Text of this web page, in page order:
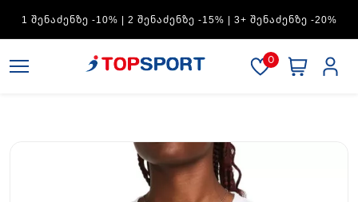
ᲨᲔᲜᲐᲫᲔᲜᲖᲔ -30%
0